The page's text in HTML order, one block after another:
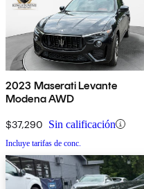
2023 Maserati Levante
Modena AWD
$37,290 Sin calificación
Incluye tarifas de conc.